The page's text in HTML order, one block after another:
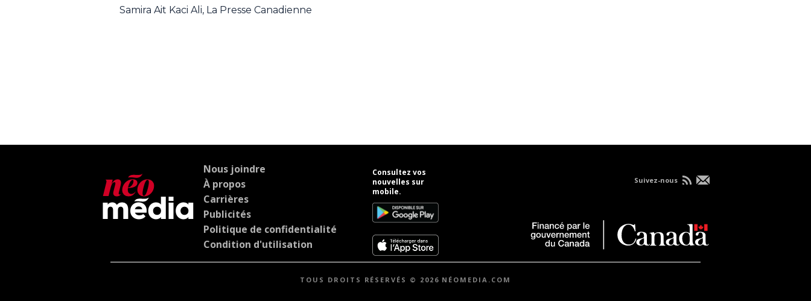
Samira Ait Kaci Ali, La Presse Canadienne
Nous joindre
À propos
Carrières
Publicités
Politique de confidentialité
Condition d'utilisation
Consultez vos
nouvelles sur
mobile.
Suivez-nous
TOUS DROITS RÉSERVÉS © 2026 NÉOMEDIA.COM